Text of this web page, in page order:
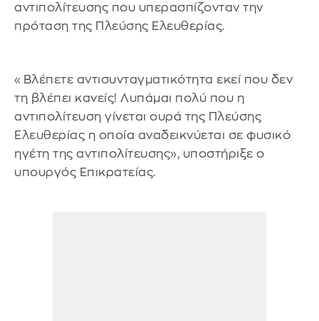
αντιπολίτευσης που υπερασπίζονταν την
πρόταση της Πλεύσης Ελευθερίας.
«Βλέπετε αντισυνταγματικότητα εκεί που δεν
τη βλέπει κανείς! Λυπάμαι πολύ που η
αντιπολίτευση γίνεται ουρά της Πλεύσης
Ελευθερίας η οποία αναδεικνύεται σε φυσικό
ηγέτη της αντιπολίτευσης», υποστήριξε ο
υπουργός Επικρατείας.